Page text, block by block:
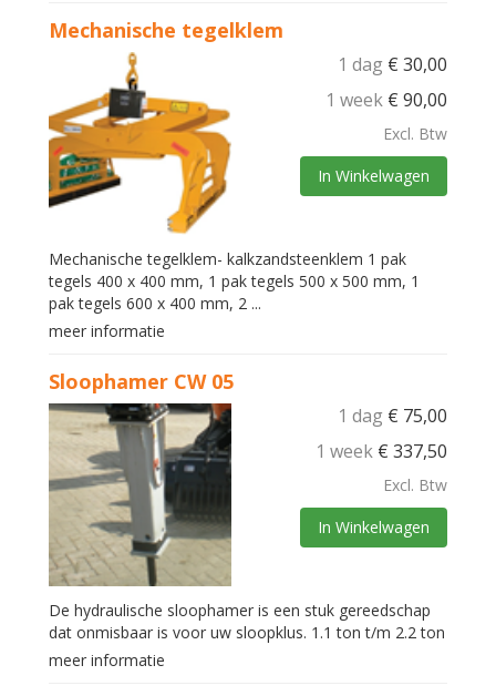
Mechanische tegelklem
1 dag € 30,00
1 week € 90,00
Excl. Btw
In Winkelwagen
Mechanische tegelklem- kalkzandsteenklem 1 pak
tegels 400 x 400 mm, 1 pak tegels 500 x 500 mm, 1
pak tegels 600 x 400 mm, 2 ...
meer informatie
Sloophamer CW 05
1 dag € 75,00
1 week € 337,50
Excl. Btw
In Winkelwagen
De hydraulische sloophamer is een stuk gereedschap
dat onmisbaar is voor uw sloopklus. 1.1 ton t/m 2.2 ton
meer informatie